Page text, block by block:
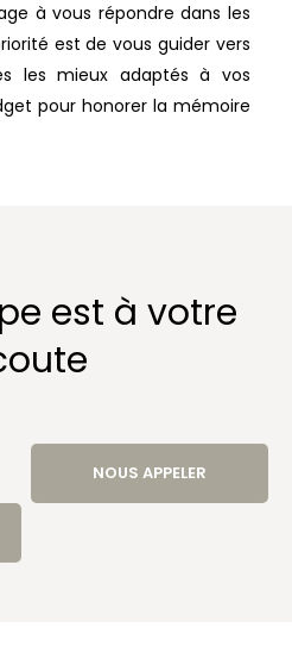
à vous répondre dans les
est de vous guider vers
les mieux adaptés à vos
pour honorer la mémoire
est à votre
NOUS APPELER